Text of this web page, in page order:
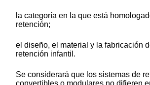
la categoría en la que está
retención;
el diseño, el material y la fabricación
retención infantil.
Se considerará que los sistemas de